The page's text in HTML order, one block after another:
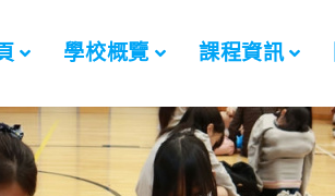
學校概覽 課程資訊